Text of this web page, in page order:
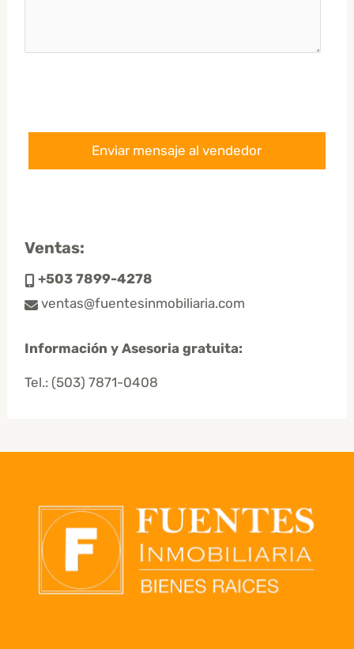
Ventas:
+503 7899-4278
ventas@fuentesinmobiliaria.com
Información y Asesoria gratuita:
Tel.: (503) 7871-0408